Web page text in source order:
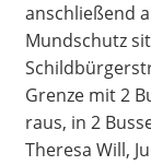
anschließend
Mundschutz
Grenze mit 2
raus, in 2
Theresa Will,